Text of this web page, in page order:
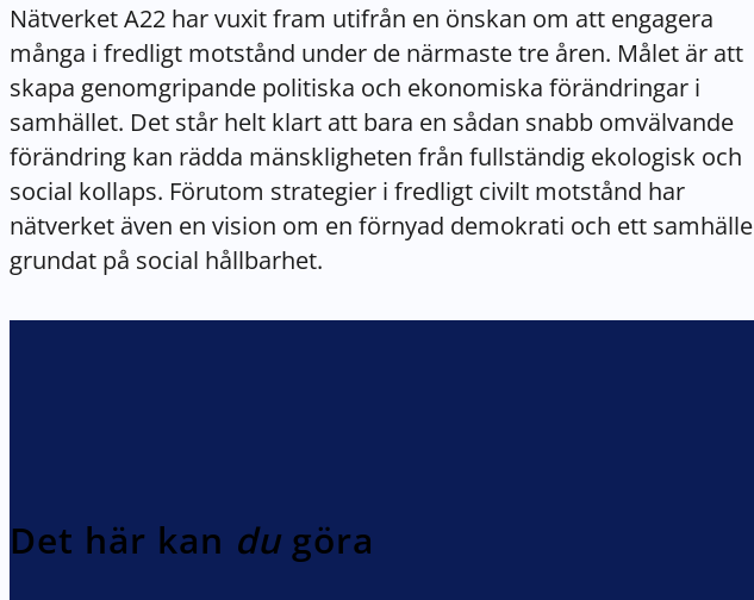
Nätverket A22 har vuxit fram utifrån en önskan om att engagera
många i fredligt motstånd under de närmaste tre åren. Målet är att
skapa genomgripande politiska och ekonomiska förändringar i
samhället. Det står helt klart att bara en sådan snabb omvälvande
förändring kan rädda mänskligheten från fullständig ekologisk och
social kollaps. Förutom strategier i fredligt civilt motstånd har
nätverket även en vision om en förnyad demokrati och ett samhälle
grundat på social hållbarhet.
Det här kan dugöra